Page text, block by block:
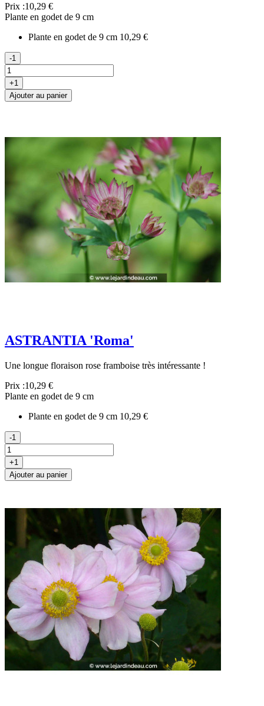
Prix :10,29 €
Plante en godet de 9 cm
Plante en godet de 9 cm 10,29 €
-1
+1
Ajouter au panier
ASTRANTIA 'Roma'
Une longue floraison rose framboise très intéressante !
Prix :10,29 €
Plante en godet de 9 cm
Plante en godet de 9 cm 10,29 €
-1
+1
Ajouter au panier